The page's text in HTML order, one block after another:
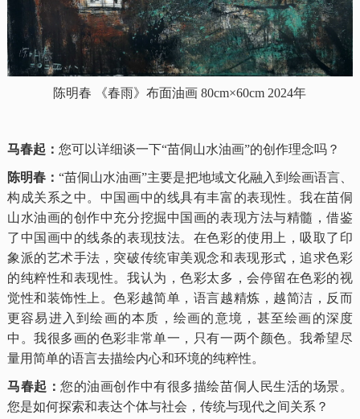
陈明春 《春雨》布面油画 80cm×60cm 2024年
马春起： 您可以详细谈一下“苗侗山水油画”的创作理念吗？
陈明春： “苗侗山水油画”主要是把地域文化融入到绘画语言、
构成关系之中。中国画中的线具有丰富的表现性。我在苗侗
山水油画的创作中充分挖掘中国画的表现方法与精髓，借鉴
了中国画中的线条的表现技法。在色彩的使用上，吸取了印
象派的艺术手法，突破传统审美观念和表现形式，追求色彩
的纯粹性和表现性。我认为，色彩太多，会停留在色彩的视
觉性和装饰性上。色彩越简单，语言越精炼，越简洁，反而
更容易进入到绘画的本质，绘画的意境，甚至绘画的深度
中。我很多画的色彩非常单一，只有一两个颜色。我希望尽
量用简单的语言去描绘内心和环境的纯粹性。
马春起：您的油画创作中有很多描绘苗侗人民生活的场景。
您是如何探索和表达个体与社会，传统与现代之间关系？